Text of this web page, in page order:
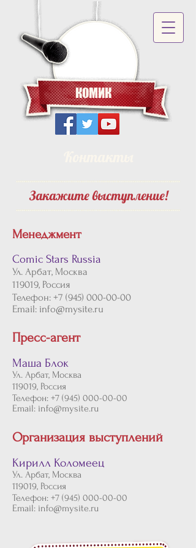
КОМИК
Закажите выступление!
Менеджмент
Comic Stars Russia
Ул. Арбат, Москва
119019, Россия
Телефон: +7 (945) 000-00-00
Email: info@mysite.ru
Пресс-агент
Маша Блок
Ул. Арбат, Москва
119019, Россия
Телефон: +7 (945) 000-00-00
Email: info@mysite.ru
Организация выступлений
Кирилл Коломеец
Ул. Арбат, Москва
119019, Россия
Телефон: +7 (945) 000-00-00
Email: info@mysite.ru